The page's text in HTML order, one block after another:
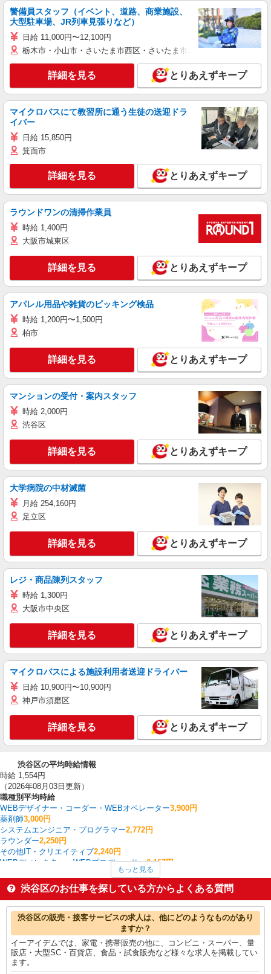
警備員スタッフ（イベント、道路、商業施設、
大型駐車場、JR列車見張りなど）
日給 11,000円〜12,100円
栃木市・小山市・さいたま市西区・さいたま市岩槻区・久喜市・蓮田
詳細を見る とりあえずキープ
マイクロバスにて教習所に通う生徒の送迎ドラ
イバー
日給 15,850円
箕面市
詳細を見る とりあえずキープ
ラウンドワンの清掃作業員
時給 1,400円
大阪市城東区
詳細を見る とりあえずキープ
アパレル用品や雑貨のピッキング検品
時給 1,200円〜1,500円
柏市
詳細を見る とりあえずキープ
マンションの受付・案内スタッフ
時給 2,000円
渋谷区
詳細を見る とりあえずキープ
大学病院の中材滅菌
月給 254,160円
足立区
詳細を見る とりあえずキープ
レジ・商品陳列スタッフ
時給 1,300円
大阪市中央区
詳細を見る とりあえずキープ
マイクロバスによる施設利用者送迎ドライバー
日給 10,900円〜10,900円
神戸市須磨区
詳細を見る とりあえずキープ
渋谷区の平均時給情報
時給 1,554円
（2026年08月03日更新）
職種別平均時給
WEBデザイナー・コーダー・WEBオペレーター3,900円
薬剤師3,000円
システムエンジニア・プログラマー2,772円
ラウンダー2,250円
その他IT・クリエイティブ2,240円
WEBディレクター・WEBプロデューサー2,167円
ルートセールス2,100円
英会話・語学関連2,070円
ヘルプデスク・ユーザーサポート2,000円
渋谷区の他の職種の平均時給を見る
もっと見る
渋谷区のお仕事を探している方からよくある質問
渋谷区の販売・接客サービスの求人は、他にどのようなものがあり
ますか？
イーアイデムでは、家電・携帯販売の他に、コンビニ・スーパー、量
販店・大型SC・百貨店、食品・試食販売など様々な求人を掲載してい
ます。